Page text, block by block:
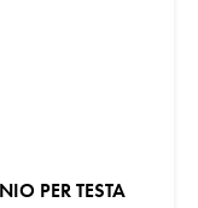
PER TESTA